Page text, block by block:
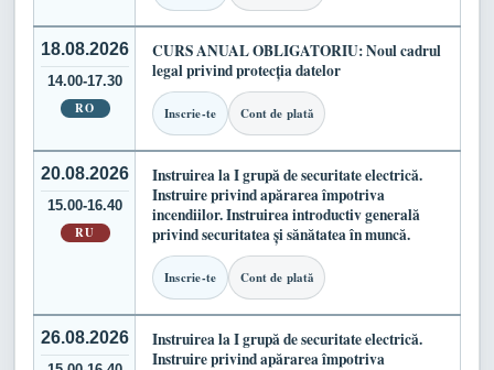
18.08.2026
14.00-17.30
RO
CURS ANUAL OBLIGATORIU: Noul cadrul
legal privind protecția datelor
Inscrie-te Cont de plată
20.08.2026
15.00-16.40
RU
Instruirea la I grupă de securitate electrică.
Instruire privind apărarea împotriva
incendiilor. Instruirea introductiv generală
privind securitatea și sănătatea în muncă.
Inscrie-te Cont de plată
26.08.2026
Instruirea la I grupă de securitate electrică.
Instruire privind apărarea împotriva